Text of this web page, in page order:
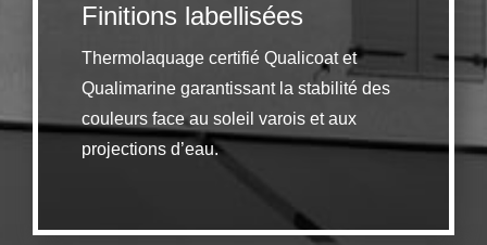
Finitions labellisées
Thermolaquage certifié Qualicoat et
Qualimarine garantissant la stabilité des
couleurs face au soleil varois et aux
projections d’eau.